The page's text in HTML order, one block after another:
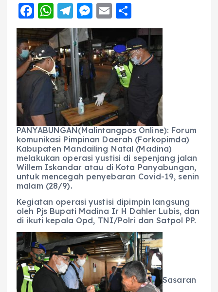
F
a
c
e
b
o
k
W
h
a
ts
A
p
p
T
el
e
g
r
a
m
M
e
ss
e
n
g
er
E
m
ai
l
h
a
re
PANYABUNGAN(Malintangpos Online): Forum
komunikasi Pimpinan Daerah (Forkopimda)
Kabupaten Mandailing Natal (Madina)
melakukan operasi yustisi di sepenjang jalan
Willem Iskandar atau di Kota Panyabungan,
untuk mencegah penyebaran Covid-19, senin
malam (28/9).
Kegiatan operasi yustisi dipimpin langsung
oleh Pjs Bupati Madina Ir H Dahler Lubis, dan
di ikuti kepala Opd, TNI/Polri dan Satpol PP.
Sasaran